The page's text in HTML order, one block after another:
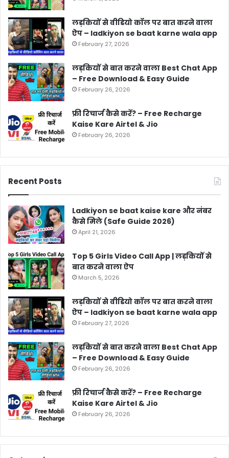
लड़कियों से वीडियो कॉल पर बात करने वाला
ऐप – ladkiyon se baat karne wala app
February 27, 2026
लड़कियों से बात करने वाला Best Chat App
– Free Download & Easy Guide
February 26, 2026
फ्री रिचार्ज कैसे करें? – Free Recharge
Kaise Kare Airtel & Jio
February 26, 2026
Recent Posts
Ladkiyon se baat kaise kare और नंबर
कैसे मिले (Safe Guide 2026)
April 21, 2026
Top 5 Girls Video Call App | लड़कियों से
बात करने वाला ऐप
March 5, 2026
लड़कियों से वीडियो कॉल पर बात करने वाला
ऐप – ladkiyon se baat karne wala app
February 27, 2026
लड़कियों से बात करने वाला Best Chat App
– Free Download & Easy Guide
February 26, 2026
फ्री रिचार्ज कैसे करें? – Free Recharge
Kaise Kare Airtel & Jio
February 26, 2026